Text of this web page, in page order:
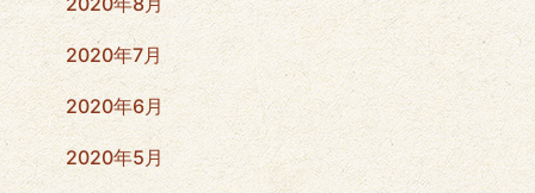
2020年7月
2020年6月
2020年5月